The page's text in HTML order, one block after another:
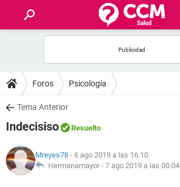
FOROS
SALUD
NUTRICIÓN
Foros Psicología
Tema Anterior
Indecisiso Resuelto
Mreyes78 - 6 ago 2019 a las 16:10
Hermanamayor - 7 ago 2019 a las 00:04